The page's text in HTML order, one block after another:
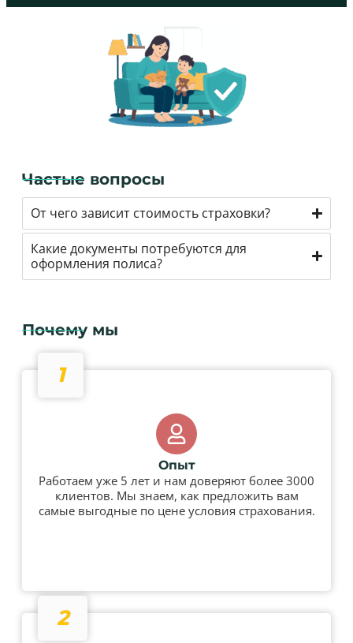
Частые вопросы
От чего зависит стоимость страховки?
Какие документы потребуются для
оформления полиса?
Почему мы
1
Опыт
Работаем уже 5 лет и нам доверяют более 3000
клиентов. Мы знаем, как предложить вам
самые выгодные по цене условия страхования.
2